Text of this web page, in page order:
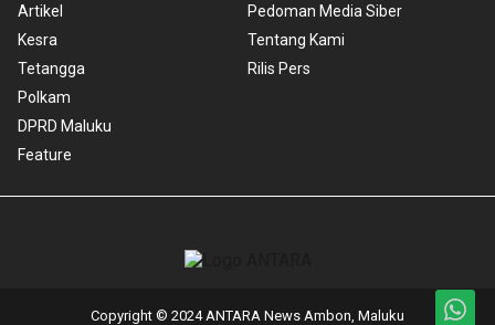
Artikel
Kesra
Tetangga
Polkam
DPRD Maluku
Feature
Pedoman Media Siber
Tentang Kami
Rilis Pers
Copyright © 2024 ANTARA News Ambon, Maluku